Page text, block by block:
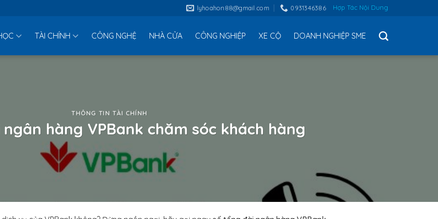
lyhoahon88@gmail.com 0931346386 Hợp Tác Nội Dung
TÀI CHÍNH CÔNG NGHỆ NHÀ CỬA CÔNG NGHIỆP XE CỘ DOANH NGHIỆP SME
THÔNG TIN TÀI CHÍNH
hàng VPBank chăm sóc khách hàng